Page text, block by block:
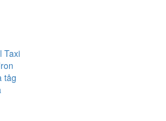
Taxi
tåg